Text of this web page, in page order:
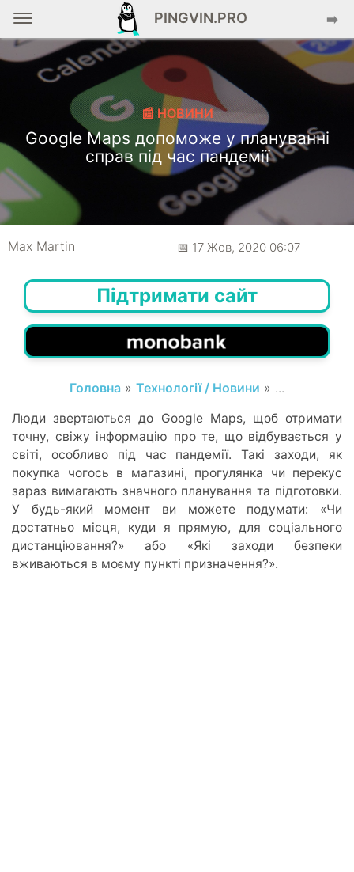
PINGVIN.PRO ➡️
📰 НОВИНИ
Google Maps допоможе у плануванні
справ під час пандемії
Max Martin 📅 17 Жов, 2020 06:07
Підтримати сайт
Головна » Технології / Новини » ...
Люди звертаються до Google Maps, щоб отримати
точну, свіжу інформацію про те, що відбувається у
світі, особливо під час пандемії. Такі заходи, як
покупка чогось в магазині, прогулянка чи перекус
зараз вимагають значного планування та підготовки.
У будь-який момент ви можете подумати: «Чи
достатньо місця, куди я прямую, для соціального
дистанціювання?» або «Які заходи безпеки
вживаються в моєму пункті призначення?».